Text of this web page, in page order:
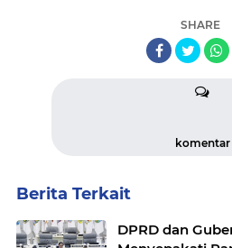
SHARE
komentar
Berita Terkait
DPRD dan